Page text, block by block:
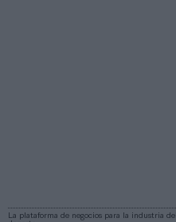
La plataforma de negocios para la industria del